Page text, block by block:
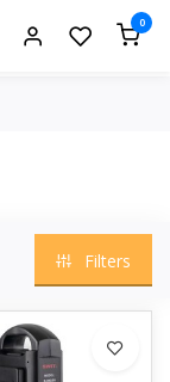
0
Filters